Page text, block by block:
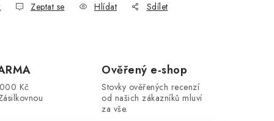
Zeptat se Hlídat Sdílet
Kč
Ověřený e-shop
Stovky ověřených recenzí
od našich zákazníků mluví
za vše.